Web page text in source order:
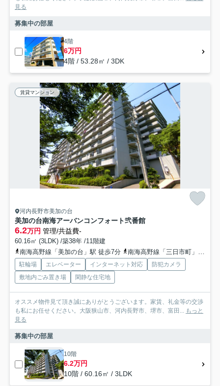
見る
募集中の部屋
4階
6万円
4階 / 53.28㎡ / 3DK
賃貸マンション
河内長野市美加の台
美加の台南海アーバンコンフォート弐番館
6.2万円 管理/共益費-
60.16㎡ (3LDK) /築38年 /11階建
南海高野線「美加の台」駅 徒歩7分
南海高野線「三日市町」駅 徒歩17分
駐輪場 エレベーター インターネット対応
防犯カメラ
敷地内ごみ置き場
閑静な住宅地
オススメ物件見て頂き誠にありがとうございます。家賃、礼金等の交渉
も私にお任せください。大阪狭山市、河内長野市、堺市、富田... もっと
見る
募集中の部屋
10階
6.2万円
10階 / 60.16㎡ / 3LDK